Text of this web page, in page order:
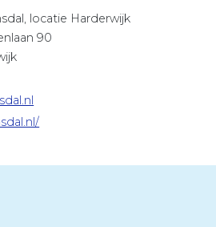
locatie Harderwijk
90